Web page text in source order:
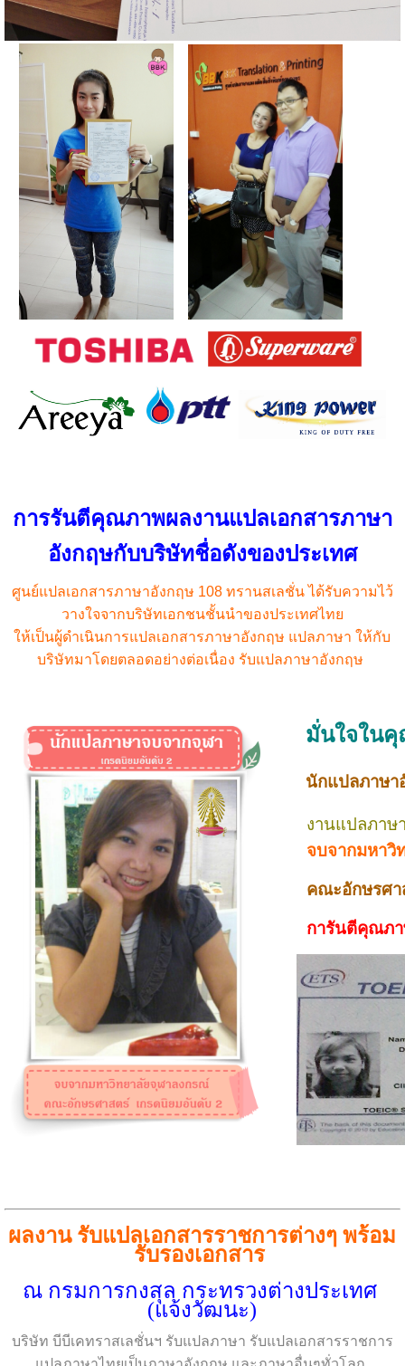
การรันตีคุณภาพผลงานแปลเอกสารภาษา
อังกฤษกับบริษัทชื่อดังของประเทศ
ศูนย์แปลเอกสารภาษาอังกฤษ 108 ทรานสเลชั่น ได้รับความไว้
วางใจจากบริษัทเอกชนชั้นนำของประเทศไทย
ให้เป็นผู้ดำเนินการแปลเอกสารภาษาอังกฤษ แปลภาษา ให้กับ
บริษัทมาโดยตลอดอย่างต่อเนื่อง รับแปลภาษาอังกฤษ
มั่นใจใน
นักแปลภาษ
งานแปลภาษ
จบจากมหาวิ
คณะอักษรศา
การันตีคุณภา
ผลงาน รับแปลเอกสารราชการต่างๆ พร้อม
รับรองเอกสาร
ณ กรมการกงสุล กระทรวงต่างประเทศ
(แจ้งวัฒนะ)
บริษัท บีบีเคทราสเลชั่นฯ รับแปลภาษา รับแปลเอกสารราชการ